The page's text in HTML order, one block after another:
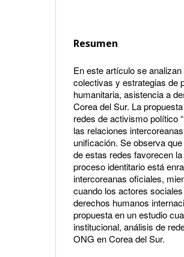
Resumen
En este artículo se
colectivas y estrategias de
humanitaria, asistencia a
Corea del Sur. La
redes de activismo político
las relaciones
unificación. Se observa
de estas redes favorecen
proceso identitario está
intercoreanas oficiales,
cuando los actores
derechos humanos
propuesta en un estudio
institucional, análisis de
ONG en Corea del Sur.